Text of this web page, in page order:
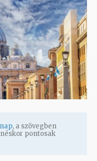
, a szövegben
pontosak